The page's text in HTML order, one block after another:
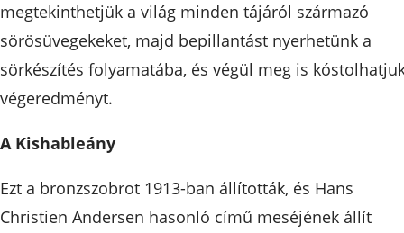
megtekinthetjük a világ minden tájáról származó
sörösüvegekeket, majd bepillantást nyerhetünk a
sörkészítés folyamatába, és végül meg is
végeredményt.
A Kishableány
Ezt a bronzszobrot 1913-ban állították, és Hans
Christien Andersen hasonló című meséjének állít